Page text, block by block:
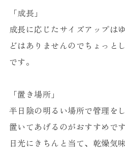
「成長」
成長に応じたサイズアップは
どはありませんのでちょっと
です。
「置き場所」
半日陰の明るい場所で管理を
置いてあげるのがおすすめです
日光にきちんと当て、乾燥気